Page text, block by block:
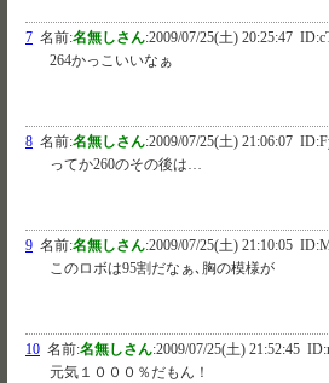
7 名前:名無しさん:2009/07/25(土) 20:25:47
264かっこいいなぁ
8 名前:名無しさん:2009/07/25(土) 21:06:07
ってか260のその後は…
9 名前:名無しさん:2009/07/25(土) 21:10:05
このロボは95割だなぁ､胸の模様が
10 名前:名無しさん:2009/07/25(土) 21:52:45
元気１０００％だもん！